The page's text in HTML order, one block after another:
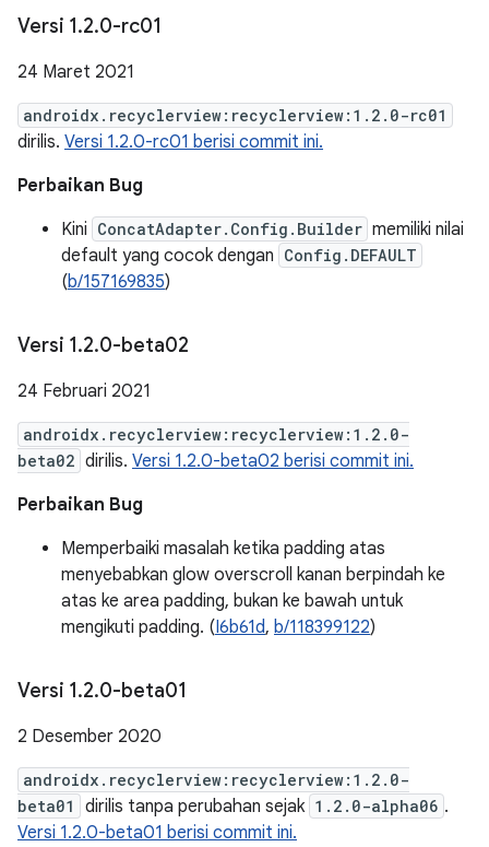
Versi 1.2.0-rc01
24 Maret 2021
androidx.recyclerview:recyclerview:1.2.0-rc01
dirilis. Versi 1.2.0-rc01 berisi commit ini.
Perbaikan Bug
Kini ConcatAdapter.Config.Builder memiliki nilai
default yang cocok dengan Config.DEFAULT
(b/157169835)
Versi 1.2.0-beta02
24 Februari 2021
androidx.recyclerview:recyclerview:1.2.0-
beta02 dirilis. Versi 1.2.0-beta02 berisi commit ini.
Perbaikan Bug
Memperbaiki masalah ketika padding atas
menyebabkan glow overscroll kanan berpindah ke
atas ke area padding, bukan ke bawah untuk
mengikuti padding. (I6b61d, b/118399122)
Versi 1.2.0-beta01
2 Desember 2020
androidx.recyclerview:recyclerview:1.2.0-
beta01
dirilis tanpa perubahan sejak 1.2.0-alpha06 .
Versi 1.2.0-beta01 berisi commit ini.